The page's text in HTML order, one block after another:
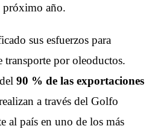
próximo año.
sus esfuerzos para
transporte por oleoductos.
del90 % de las exportaciones
a través del Golfo
al país en uno de los más